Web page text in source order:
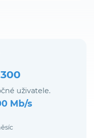
uživatele.
Mb/s